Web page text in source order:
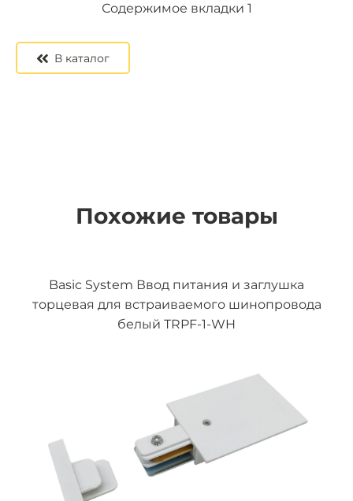
Содержимое вкладки 1
Содержимое вкладки 2
Содержимое вкладки 3
В каталог
Похожие товары
Basic System Ввод питания и заглушка
торцевая для встраиваемого шинопровода
белый TRPF-1-WH